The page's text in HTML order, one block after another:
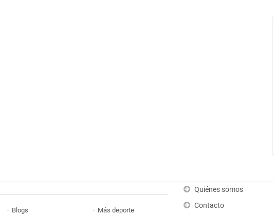
Blogs
Más deporte
Quiénes somos
Contacto